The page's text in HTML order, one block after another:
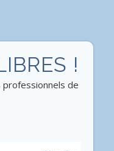
!
professionnels de